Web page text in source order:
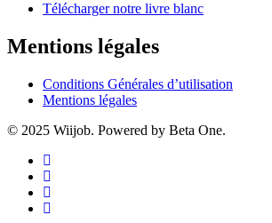
Télécharger notre livre blanc
Mentions légales
Conditions Générales d’utilisation
Mentions légales
© 2025 Wiijob. Powered by Beta One.